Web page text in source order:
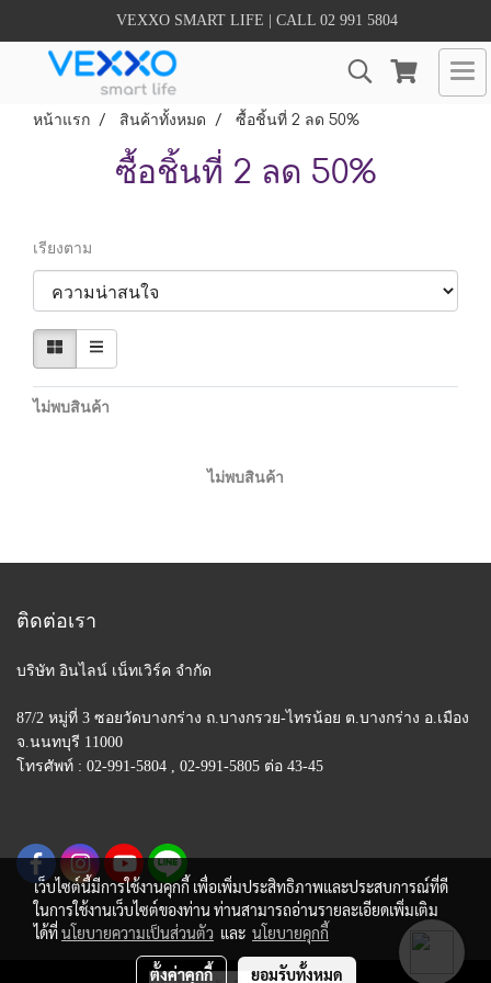
VEXXO SMART LIFE | CALL 02 991 5804
หน้าแรก สินค้าทั้งหมด ซื้อชิ้นที่ 2 ลด 50%
ซื้อชิ้นที่ 2 ลด 50%
เรียงตาม
ไม่พบสินค้า
ไม่พบสินค้า
ติดต่อเรา
บริษัท อินไลน์ เน็ทเวิร์ค จำกัด
87/2 หมู่ที่ 3 ซอยวัดบางกร่าง ถ.บางกรวย-ไทรน้อย ต.บางกร่าง อ.เมือง
จ.นนทบุรี 11000
โทรศัพท์ : 02-991-5804 , 02-991-5805 ต่อ 43-45
เว็บไซต์นี้มีการใช้งานคุกกี้ เพื่อเพิ่มประสิทธิภาพและประสบการณ์ที่ดี
ในการใช้งานเว็บไซต์ของท่าน ท่านสามารถอ่านรายละเอียดเพิ่มเติม
ได้ที่นโยบายความเป็นส่วนตัว และ นโยบายคุกกี้
ตั้งค่าคุกกี้ ยอมรับทั้งหมด